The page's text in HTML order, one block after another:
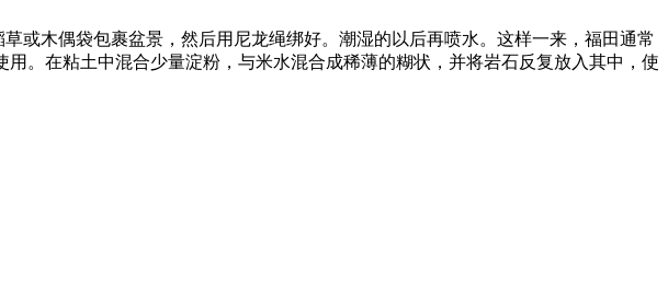
或木偶袋包裹盆景，然后用尼龙绳绑好。潮湿的以后再喷水。这样一来，福田通常
。在粘土中混合少量淀粉，与米水混合成稀薄的糊状，并将岩石反复放入其中，使